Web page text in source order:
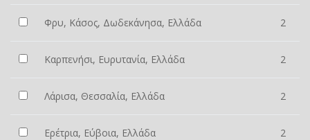
Φρυ, Κάσος, Δωδεκάνησα, Ελλάδα 2
Καρπενήσι, Ευρυτανία, Ελλάδα 2
Λάρισα, Θεσσαλία, Ελλάδα 2
Ερέτρια, Εύβοια, Ελλάδα 2